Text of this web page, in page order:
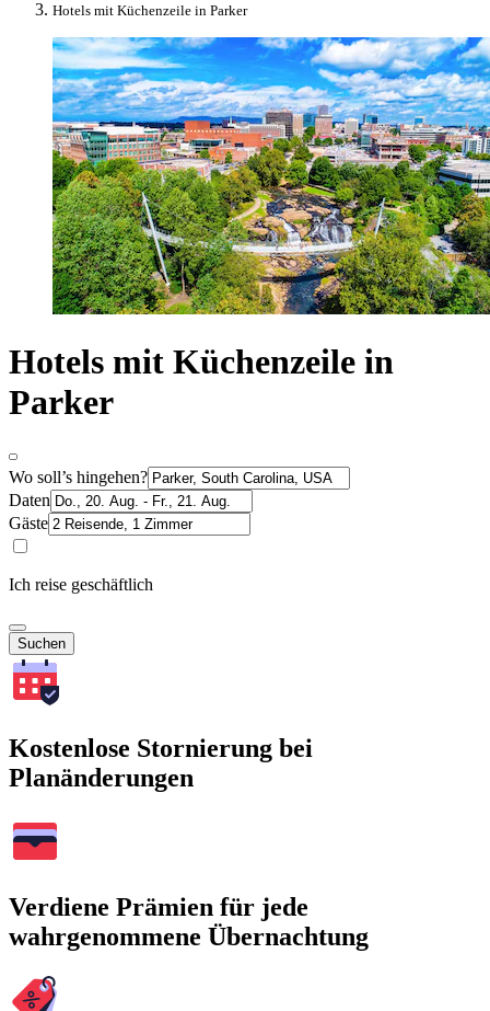
Hotels mit Küchenzeile in Parker
Hotels mit Küchenzeile in
Parker
Wo soll’s hingehen?
Daten
Gäste
Ich reise geschäftlich
Suchen
Kostenlose Stornierung bei
Planänderungen
Verdiene Prämien für jede
wahrgenommene Übernachtung